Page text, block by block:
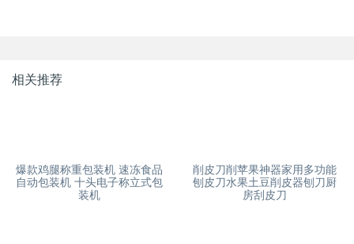
相关推荐
爆款鸡腿称重包装机 速冻食品
自动包装机 十头电子称立式包
装机
削皮刀削苹果神器家用多功能
刨皮刀水果土豆削皮器刨刀厨
房刮皮刀